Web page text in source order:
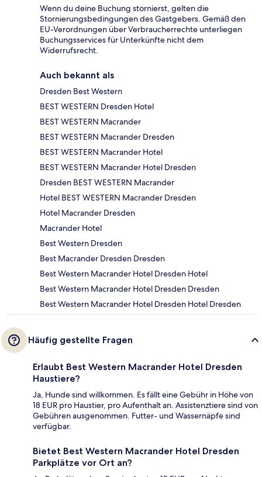
Wenn du deine Buchung stornierst, gelten die
Stornierungsbedingungen des Gastgebers. Gemäß den
EU-Verordnungen über Verbraucherrechte unterliegen
Buchungsservices für Unterkünfte nicht dem
Widerrufsrecht.
Auch bekannt als
Dresden Best Western
BEST WESTERN Dresden Hotel
BEST WESTERN Macrander
BEST WESTERN Macrander Dresden
BEST WESTERN Macrander Hotel
BEST WESTERN Macrander Hotel Dresden
Dresden BEST WESTERN Macrander
Hotel BEST WESTERN Macrander Dresden
Hotel Macrander Dresden
Macrander Hotel
Best Western Dresden
Best Macrander Dresden Dresden
Best Western Macrander Hotel Dresden Hotel
Best Western Macrander Hotel Dresden Dresden
Best Western Macrander Hotel Dresden Hotel Dresden
Häufig gestellte Fragen
Erlaubt Best Western Macrander Hotel Dresden
Haustiere?
Ja, Hunde sind willkommen. Es fällt eine Gebühr in Höhe von
18 EUR pro Haustier, pro Aufenthalt an. Assistenztiere sind von
Gebühren ausgenommen. Futter- und Wassernäpfe sind
verfügbar.
Bietet Best Western Macrander Hotel Dresden
Parkplätze vor Ort an?